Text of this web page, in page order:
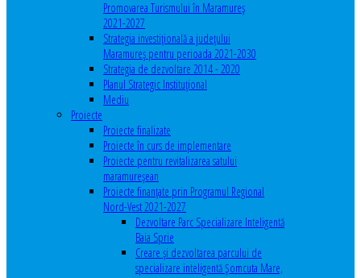
Promovarea Turismului în Maramureș
2021-2027
Strategia investiţională a județului
Maramureș pentru perioada 2021-2030
Strategia de dezvoltare 2014 - 2020
Planul Strategic Instituţional
Mediu
Proiecte
Proiecte finalizate
Proiecte în curs de implementare
Proiecte pentru revitalizarea satului
maramureşean
Proiecte finanțate prin Programul Regional
Nord-Vest 2021-2027
Dezvoltare Parc Specializare Inteligentă
Baia Sprie
Creare și dezvoltarea parcului de
specializare inteligentă Șomcuta Mare,